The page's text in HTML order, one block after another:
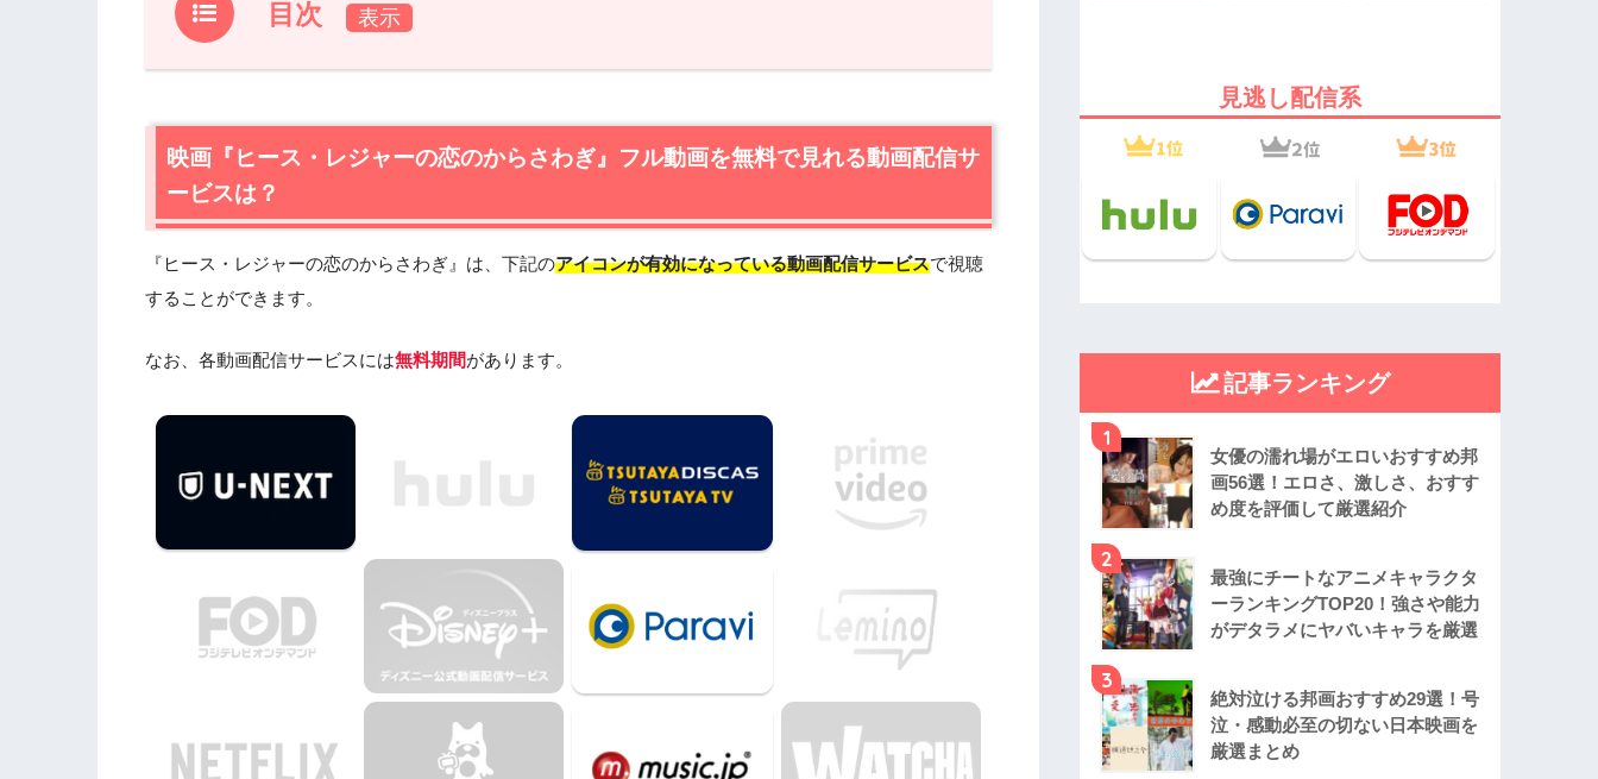
目次
1.映画『ヒース・レジャーの恋のからさわぎ』フル動画を無料で見れる動画配信サービスは？
TVもおすすめ
2.『ヒース・レジャーの恋のからさわぎ』作品情報
2.1 『ヒース・レジャーの恋のからさわぎ』あらすじ
2.2『ヒース・レジャーの恋のからさわぎ』キャスト・登場人物
2.4『ヒース・レジャーの恋のからさわぎ』は日本語吹替版も楽しめる
映画『ヒース・レジャーの恋のからさわぎ』の動画はDailymotionやPandoraではなく、配信
サービスで安全に見よう
映画『ヒース・レジャーの恋のからさわぎ』フル動画を無料で見れる動画配信サ
ービスは？
『ヒース・レジャーの恋のからさわぎ』は、下記のアイコンが有効になっている動画配信サービスで視聴
することができます。
なお、各動画配信サービスには無料期間があります。
見逃し配信系
記事ランキング
1
女優の濡れ場がエロいおすすめ邦
画56選！エロさ、激しさ、おすす
め度を評価して厳選紹介
2
最強にチートなアニメキャラクタ
ーランキングTOP20！強さや能力
がデタラメにヤバいキャラを厳選
3
絶対泣ける邦画おすすめ29選！号
泣・感動必至の切ない日本映画を
厳選まとめ